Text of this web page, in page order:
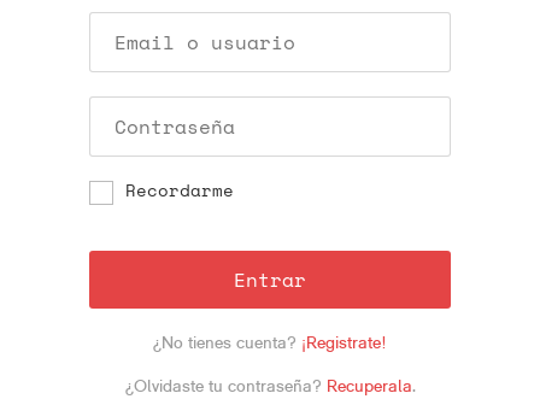
Recordarme
Entrar
¿No tienes cuenta? ¡Registrate!
¿Olvidaste tu contraseña? Recuperala.